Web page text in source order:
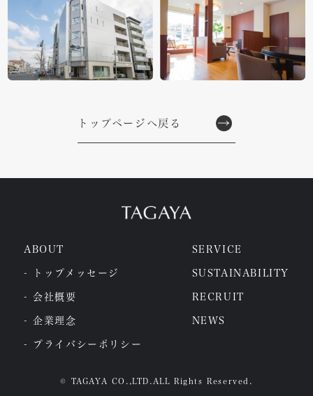
トップページへ戻る
ABOUT
- トップメッセージ
- 会社概要
- 企業理念
- プライバシーポリシー
SERVICE
SUSTAINABILITY
RECRUIT
NEWS
©️ TAGAYA CO.,LTD.ALL Rights Reserved.